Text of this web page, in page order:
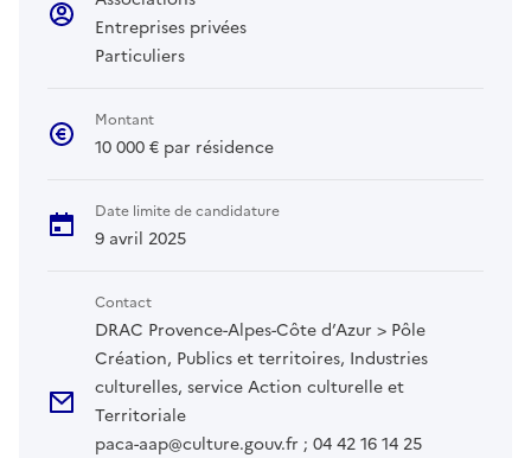
Entreprises privées
Particuliers
Montant
10 000 € par résidence
Date limite de candidature
9 avril 2025
Contact
DRAC Provence-Alpes-Côte d’Azur > Pôle
Création, Publics et territoires, Industries
culturelles, service Action culturelle et
Territoriale
paca-aap@culture.gouv.fr ; 04 42 16 14 25